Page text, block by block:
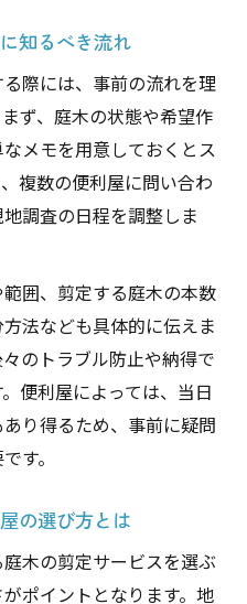
知るべき流れ
際には、事前の流れを理
ず、庭木の状態や希望作
メモを用意しておくとス
複数の便利屋に問い合わ
調査の日程を調整しま
囲、剪定する庭木の本数
法なども具体的に伝えま
のトラブル防止や納得で
便利屋によっては、当日
り得るため、事前に疑問
す。
の選び方とは
木の剪定サービスを選ぶ
ポイントとなります。地